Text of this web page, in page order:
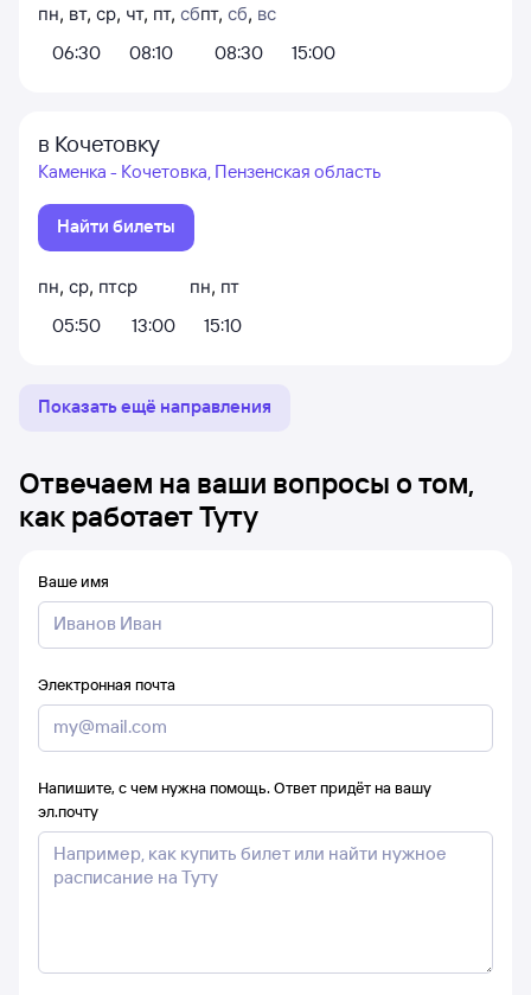
пн, вт, ср, чт, пт, сб
06:30
08:10
пт, сб, вс
08:30
15:00
в Кочетовку
Каменка - Кочетовка, Пензенская область
Найти билеты
пн, ср, пт
05:50
ср
13:00
пн, пт
15:10
Показать ещё направления
Отвечаем на ваши вопросы о том,
как работает Туту
Ваше имя
Электронная почта
Напишите, с чем нужна помощь. Ответ придёт на вашу
эл.почту